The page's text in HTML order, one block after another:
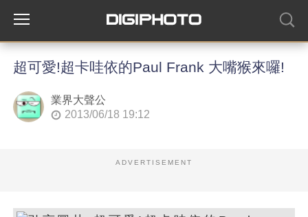
超可愛!超卡哇依的Paul Frank 大嘴猴來囉!
業界大聲公
2013/06/18 19:12
ADVERTISEMENT